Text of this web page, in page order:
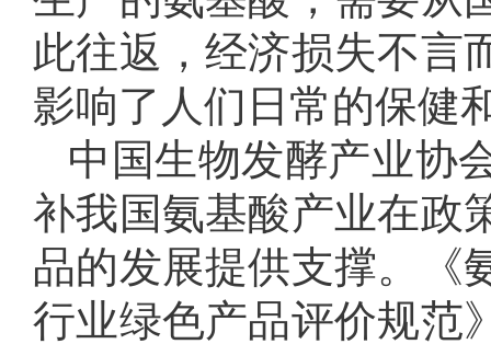
此往返，经济损失不言
影响了人们日常的保健
中国生物发酵产业协
补我国氨基酸产业在政
品的发展提供支撑。《
行业绿色产品评价规范